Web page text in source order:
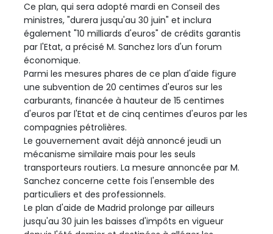
Ce plan, qui sera adopté mardi en Conseil des
ministres, "durera jusqu'au 30 juin" et inclura
également "10 milliards d'euros" de crédits garantis
par l'Etat, a précisé M. Sanchez lors d'un forum
économique.
Parmi les mesures phares de ce plan d'aide figure
une subvention de 20 centimes d'euros sur les
carburants, financée à hauteur de 15 centimes
d'euros par l'Etat et de cinq centimes d'euros par les
compagnies pétrolières.
Le gouvernement avait déjà annoncé jeudi un
mécanisme similaire mais pour les seuls
transporteurs routiers. La mesure annoncée par M.
Sanchez concerne cette fois l'ensemble des
particuliers et des professionnels.
Le plan d'aide de Madrid prolonge par ailleurs
jusqu'au 30 juin les baisses d'impôts en vigueur